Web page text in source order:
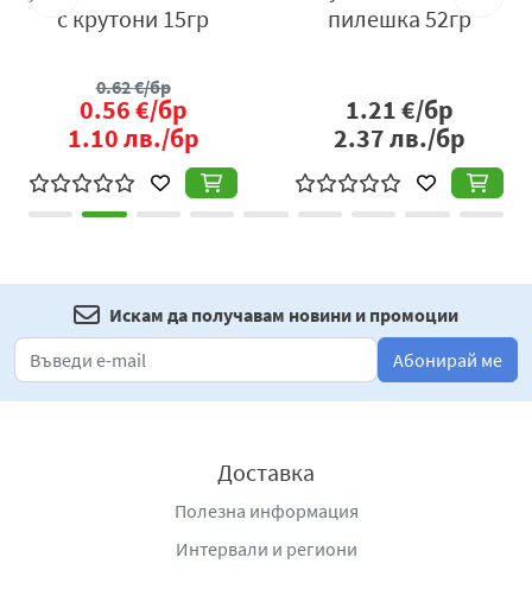
с крутони 15гр
0.62€/бр
0.56€/бр
1.10лв./бр
пилешка 52гр
1.21€/бр
2.37лв./бр
Искам да получавам новини и промоции
Абонирай ме
Доставка
Полезна информация
Интервали и региони